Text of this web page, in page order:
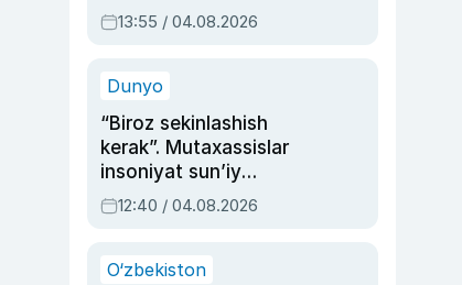
dublyaj ustasi Rimma
Ahmedovaning
13:55 / 04.08.2026
Dunyo
“Biroz sekinlashish
kerak”. Mutaxassislar
insoniyat sun’iy
intellektni boshqara
olmay qolishidan xavotir
12:40 / 04.08.2026
O‘zbekiston